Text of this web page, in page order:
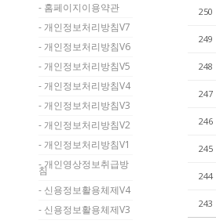
- 홈페이지이용약관
- 개인정보처리방침V7
- 개인정보처리방침V6
- 개인정보처리방침V5
- 개인정보처리방침V4
- 개인정보처리방침V3
- 개인정보처리방침V2
- 개인정보처리방침V1
- 개인영상정보취급방
침
- 신용정보활용체제V4
- 신용정보활용체제V3
250
249
248
247
246
245
244
243